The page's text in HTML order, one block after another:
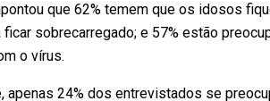
que 62% temem que os idosos
sobrecarregado; e 57% estão
o vírus.
apenas 24% dos entrevistados se